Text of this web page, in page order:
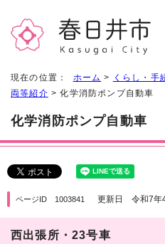
現在の位置： ホーム > くらし・手
両等紹介 > 化学消防ポンプ自動車
化学消防ポンプ自動車
ページID 1003841 更新日 令和7年
西出張所・23号車